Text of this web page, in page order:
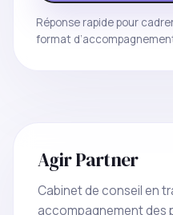
Réponse rapide pour
format
Agir Partner
Cabinet de conseil en
accompagnement des